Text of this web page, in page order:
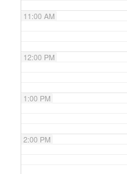
11:00 AM
12:00 PM
1:00 PM
2:00 PM